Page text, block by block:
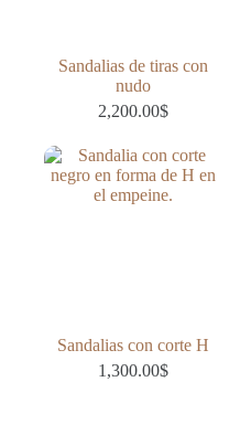
Sandalias de tiras con
nudo
2,200.00$
Sandalias con corte H
1,300.00$